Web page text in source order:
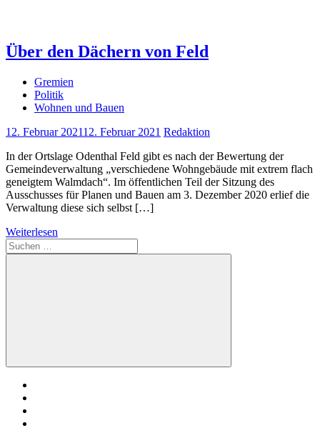
Über den Dächern von Feld
Gremien
Politik
Wohnen und Bauen
12. Februar 202112. Februar 2021 Redaktion
In der Ortslage Odenthal Feld gibt es nach der Bewertung der
Gemeindeverwaltung „verschiedene Wohngebäude mit extrem flach
geneigtem Walmdach“. Im öffentlichen Teil der Sitzung des
Ausschusses für Planen und Bauen am 3. Dezember 2020 erlief die
Verwaltung diese sich selbst […]
Weiterlesen
Suchen
nach:
Suchen